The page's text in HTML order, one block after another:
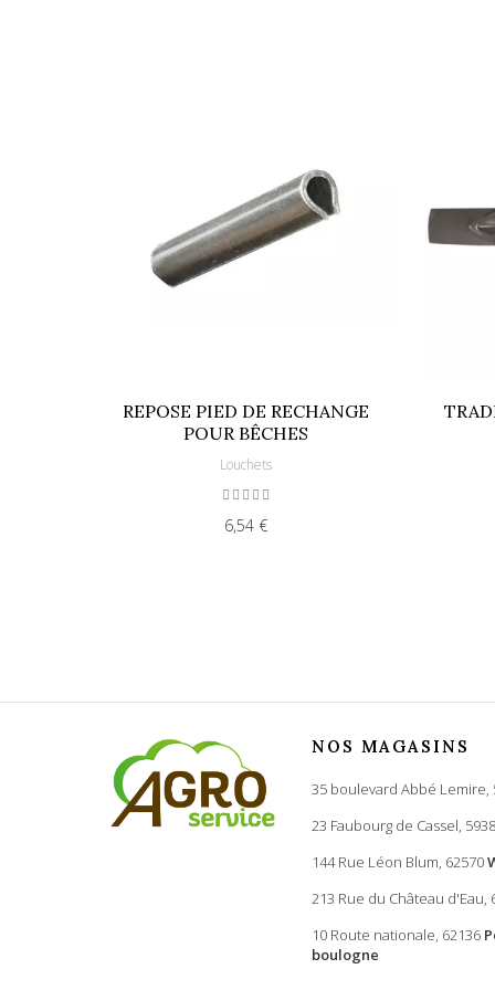
REPOSE PIED DE RECHANGE
POUR BÊCHES
Louchets
6,54 €
NOS MAGASINS
35 boulevard Abbé Lemire,
23 Faubourg de Cassel,
144 Rue Léon Blum, 62570
213 Rue du Château d'Eau,
10 Route nationale, 62136
boulogne